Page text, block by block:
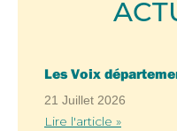
Les Voix
21 Juillet 2026
Lire l'article »